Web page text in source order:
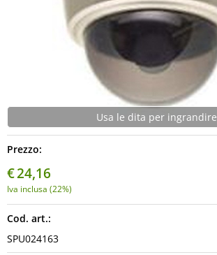
CONTATTACI
Usa le dita per ingrandire
Prezzo:
€24,16
Iva inclusa (22%)
Cod. art.:
SPU024163